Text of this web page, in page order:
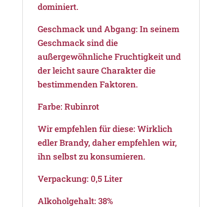
dominiert.
Geschmack und Abgang: In seinem
Geschmack sind die
außergewöhnliche Fruchtigkeit und
der leicht saure Charakter die
bestimmenden Faktoren.
Farbe: Rubinrot
Wir empfehlen für diese: Wirklich
edler Brandy, daher empfehlen wir,
ihn selbst zu konsumieren.
Verpackung: 0,5 Liter
Alkoholgehalt: 38%